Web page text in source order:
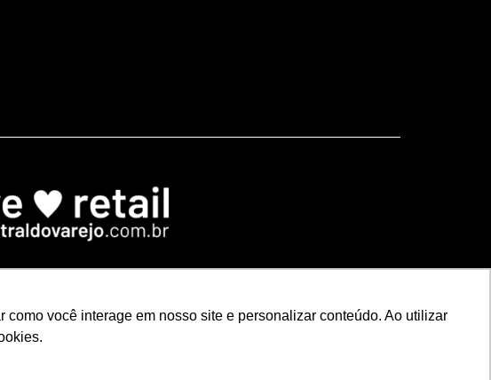
você interage em nosso site e personalizar conteúdo. Ao utilizar
Web Summit Rio Especial NRF2026